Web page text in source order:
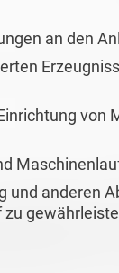
an den
von
und anderen
zu